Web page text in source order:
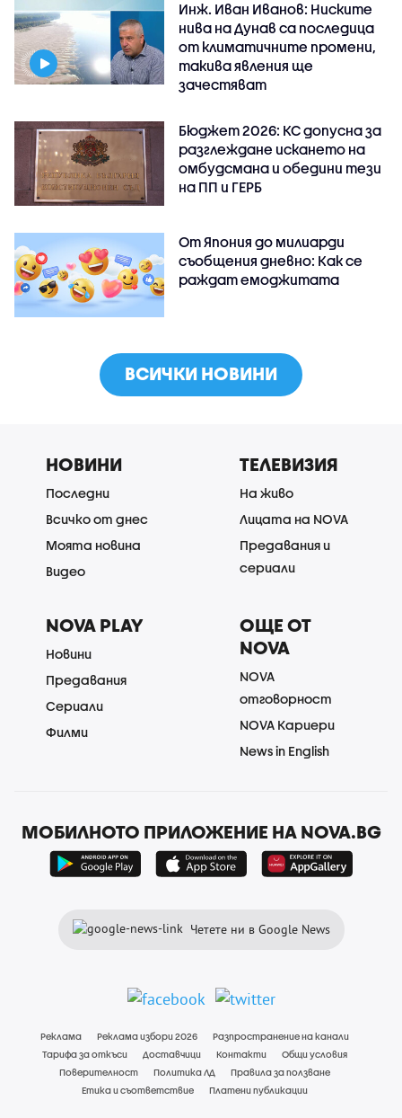
Инж. Иван Иванов: Ниските
нива на Дунав са последица
от климатичните промени,
такива явления ще
зачестяват
Бюджет 2026: КС допусна за
разглеждане искането на
омбудсмана и обедини тези
на ПП и ГЕРБ
От Япония до милиарди
съобщения дневно: Как се
раждат емоджитата
ВСИЧКИ НОВИНИ
НОВИНИ
Последни
Всичко от днес
Моята новина
Видео
ТЕЛЕВИЗИЯ
На живо
Лицата на NOVA
Предавания и
сериали
NOVA PLAY
Новини
Предавания
Сериали
Филми
ОЩЕ ОТ
NOVA
NOVA
отговорност
NOVA Кариери
News in English
МОБИЛНОТО ПРИЛОЖЕНИЕ НА NOVA.BG
Четете ни в Google News
Реклама Реклама избори 2026
Разпространение на канали
Тарифа за откъси
Доставчици Контакти
Общи условия
Поверителност
Политика ЛД
Правила за ползване
Етика и съответствие
Платени публикации